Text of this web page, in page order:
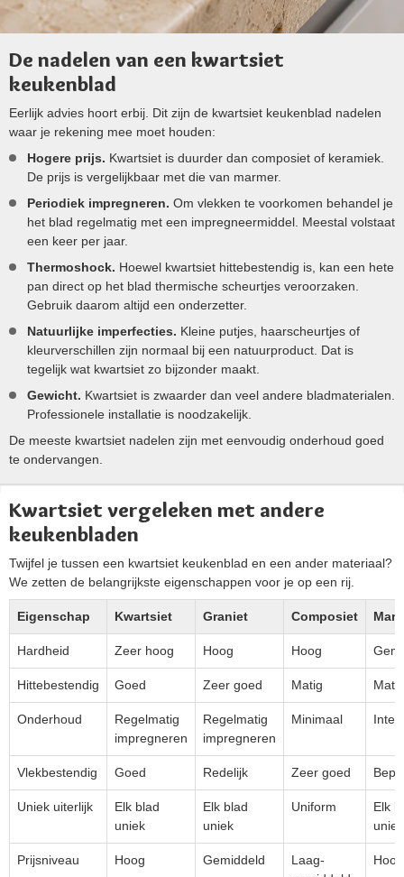
De nadelen van een kwartsiet
keukenblad
Eerlijk advies hoort erbij. Dit zijn de kwartsiet keukenblad nadelen
waar je rekening mee moet houden:
Hogere prijs. Kwartsiet is duurder dan composiet of keramiek.
De prijs is vergelijkbaar met die van marmer.
Periodiek impregneren. Om vlekken te voorkomen behandel je
het blad regelmatig met een impregneermiddel. Meestal volstaat
een keer per jaar.
Thermoshock. Hoewel kwartsiet hittebestendig is, kan een hete
pan direct op het blad thermische scheurtjes veroorzaken.
Gebruik daarom altijd een onderzetter.
Natuurlijke imperfecties. Kleine putjes, haarscheurtjes of
kleurverschillen zijn normaal bij een natuurproduct. Dat is
tegelijk wat kwartsiet zo bijzonder maakt.
Gewicht. Kwartsiet is zwaarder dan veel andere bladmaterialen.
Professionele installatie is noodzakelijk.
De meeste kwartsiet nadelen zijn met eenvoudig onderhoud goed
te ondervangen.
Kwartsiet vergeleken met andere
keukenbladen
Twijfel je tussen een kwartsiet keukenblad en een ander materiaal?
We zetten de belangrijkste eigenschappen voor je op een rij.
Eigenschap Kwartsiet Graniet Composiet
Hardheid Zeer hoog Hoog Hoog
Hittebestendig Goed Zeer goed Matig Matig
Onderhoud
Regelmatig
impregneren
Regelmatig
impregneren
Minimaal
Vlekbestendig Goed Redelijk Zeer goed
Uniek uiterlijk
Elk blad
uniek
Elk blad
uniek
Uniform
Elk
uniek
Prijsniveau Hoog Gemiddeld
Laag-
Hoog